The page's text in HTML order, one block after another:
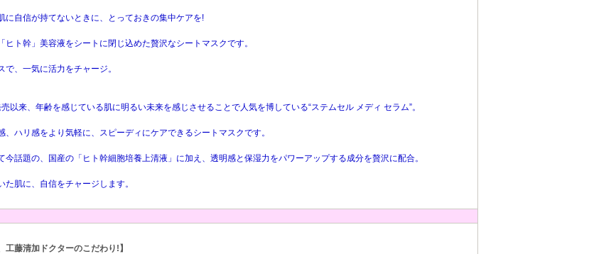
に自信が持てないときに、とっておきの集中ケアを!
ヒト幹」美容液をシートに閉じ込めた贅沢なシートマスクです。
で、一気に活力をチャージ。
以来、年齢を感じている肌に明るい未来を感じさせることで人気を博している“ステムセル メディ セラム”。
、ハリ感をより気軽に、スピーディにケアできるシートマスクです。
今話題の、国産の「ヒト幹細胞培養上清液」に加え、透明感と保湿力をパワーアップする成分を贅沢に配合。
た肌に、自信をチャージします。
工藤清加ドクターのこだわり!】